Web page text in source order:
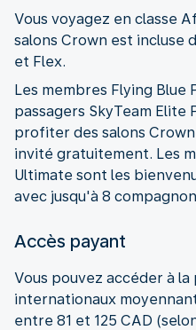
Vous voyagez en classe
salons Crown est incluse
et Flex.
Les membres Flying Blue
passagers SkyTeam Elite
profiter des salons
invité gratuitement. Les
Ultimate sont les
avec jusqu'à 8
Accès payant
Vous pouvez accéder à
internationaux
entre 81 et 125 CAD